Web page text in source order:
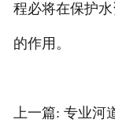
程必将在保护
的作用。
上一篇: 专业河